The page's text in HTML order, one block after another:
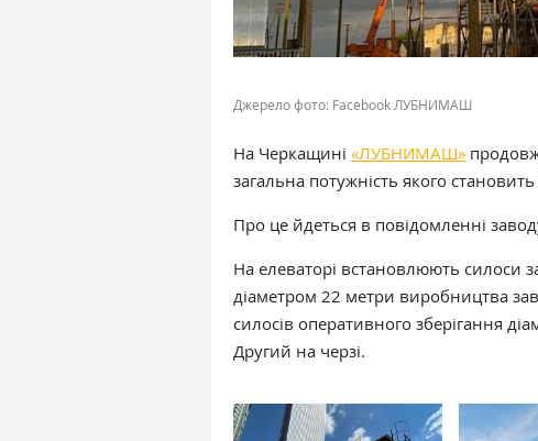
Джерело фото: Facebook ЛУБНИМАШ
На Черкащині «ЛУБНИМАШ»
загальна потужність якого
Про це йдеться в повідомленні
На елеваторі встановлюють силоси
діаметром 22 метри виробництва
силосів оперативного зберігання
Другий на черзі.